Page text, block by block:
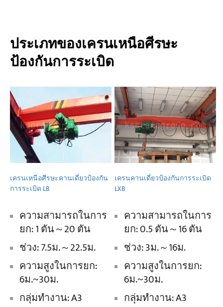
ประเภทของเครนเหนือศีรษะ
ป้องกันการระเบิด
เครนเหนือศีรษะคานเดี่ยวป้องกัน
การระเบิด LB
ความสามารถในการ
ยก: 1 ตัน～20 ตัน
ช่วง: 7.5ม.～22.5ม.
ความสูงในการยก:
6ม.~30ม.
กลุ่มทำงาน: A3
เครนคานเดี่ยวป้องกันการระเบิด
LXB
ความสามารถในการ
ยก: 0.5 ตัน～16 ตัน
ช่วง: 3ม.～16ม.
ความสูงในการยก:
6ม.~30ม.
กลุ่มทำงาน: A3